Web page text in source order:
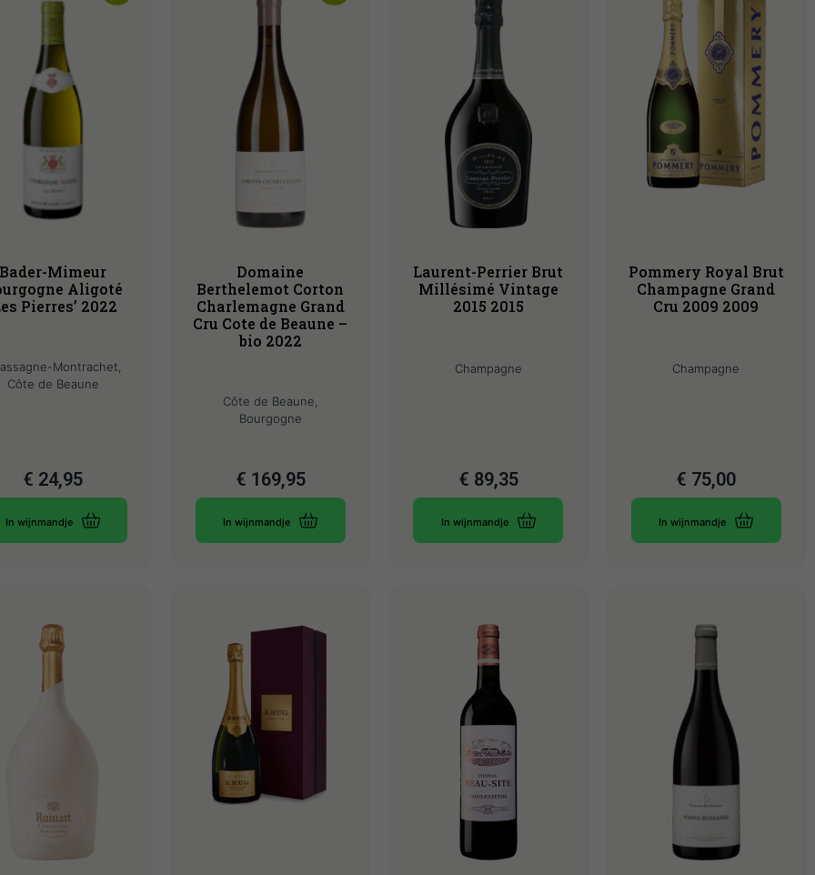
Bader-Mimeur
Aligoté
Pierres’ 2022
Montrachet,
Côte de Beaune
€ 24,95
In wijnmandje
Domaine
Berthelemot Corton
Charlemagne Grand
Cru Cote de Beaune –
bio 2022
Côte de Beaune,
Bourgogne
€ 169,95
In wijnmandje
Laurent-Perrier Brut
Millésimé Vintage
2015 2015
Champagne
€ 89,35
In wijnmandje
Pommery Royal Brut
Champagne Grand
Cru 2009 2009
Champagne
€ 75,00
In wijnmandje